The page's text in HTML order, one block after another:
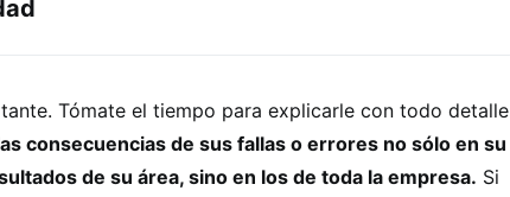
Tómate el tiempo para explicarle con todo detalle
consecuencias de sus fallas o errores no sólo en su
de su área, sino en los de toda la empresa. Si